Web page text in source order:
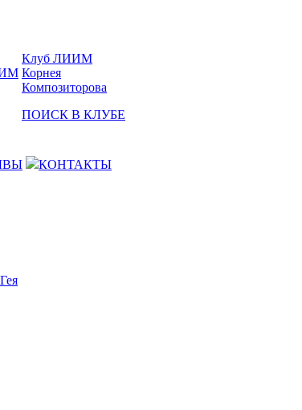
Клуб ЛИИМ
Корнея
Композиторова
ПОИСК В КЛУБЕ
КОНТАКТЫ